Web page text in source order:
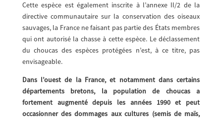
Cette espèce est également inscrite à l’annexe II/2 de la
directive communautaire sur la conservation des oiseaux
sauvages, la France ne faisant pas partie des États membres
qui ont autorisé la chasse à cette espèce. Le déclassement
du choucas des espèces protégées n’est, à ce titre, pas
envisageable.
Dans l’ouest de la France, et notamment dans certains
départements bretons, la population de choucas a
fortement augmenté depuis les années 1990 et peut
occasionner des dommages aux cultures (semis de maïs,